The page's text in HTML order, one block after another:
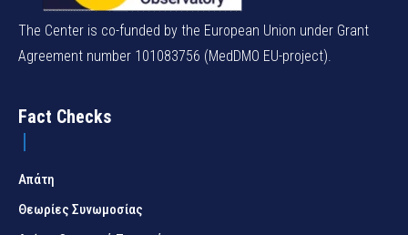
The Center is co-funded by the European Union under Grant
Agreement number 101083756 (MedDMO EU-project).
Fact Checks
Απάτη
Θεωρίες Συνωμοσίας